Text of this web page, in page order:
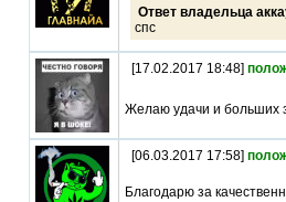
Ответ владельца
спс
[17.02.2017 18:48]
Желаю удачи и больших
[06.03.2017 17:58]
Благодарю за